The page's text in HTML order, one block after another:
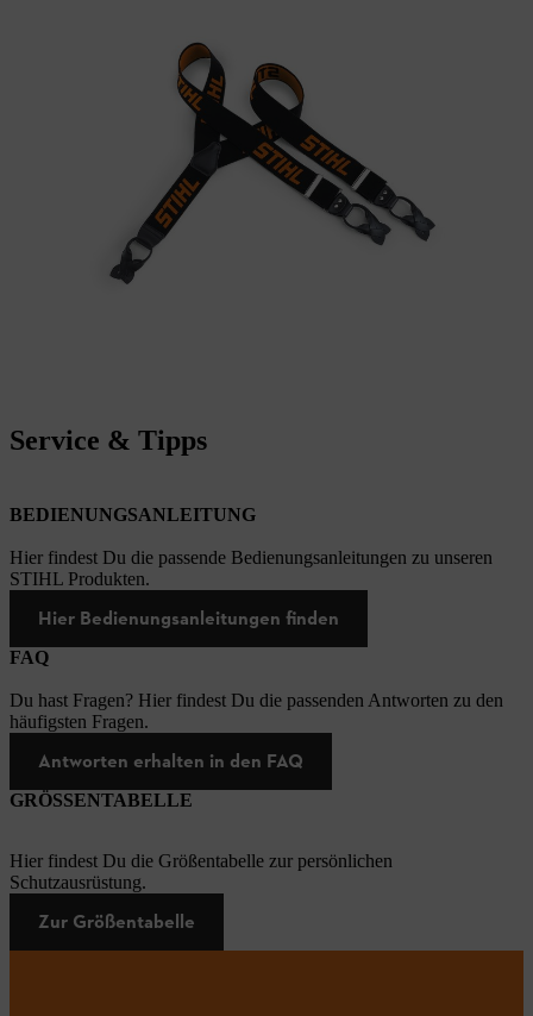
Service & Tipps
BEDIENUNGSANLEITUNG
Hier findest Du die passende Bedienungsanleitungen zu unseren
STIHL Produkten.
Hier Bedienungsanleitungen finden
FAQ
Du hast Fragen? Hier findest Du die passenden Antworten zu den
häufigsten Fragen.
Antworten erhalten in den FAQ
GRÖSSENTABELLE
Hier findest Du die Größentabelle zur persönlichen
Schutzausrüstung.
Zur Größentabelle